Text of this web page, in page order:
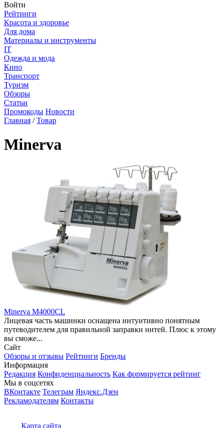
Войти
Рейтинги
Красота и здоровье
Для дома
Материалы и инструменты
IT
Одежда и мода
Кино
Транспорт
Туризм
Обзоры
Статьи
Промокоды Новости
Главная /Товар
Minerva
Minerva M4000CL
Лицевая часть машинки оснащена интуитивно понятным
путеводителем для правильной заправки нитей. Плюс к этому
вы сможе...
Сайт
Обзоры и отзывы Рейтинги Бренды
Информация
Редакция Конфиденциальность Как формируется рейтинг
Мы в соцсетях
ВКонтакте Телеграм Яндекс.Дзен
Рекламодателям Контакты
Карта сайта